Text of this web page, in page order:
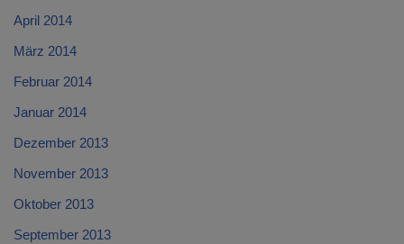
April 2014
März 2014
Februar 2014
Januar 2014
Dezember 2013
November 2013
Oktober 2013
September 2013